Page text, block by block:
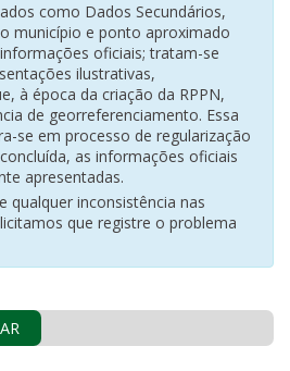
como Dados Secundários,
município e ponto aproximado
oficiais; tratam-se
ilustrativas,
à época da criação da RPPN,
de georreferenciamento. Essa
se em processo de regularização
as informações oficiais
apresentadas.
qualquer inconsistência nas
que registre o problema